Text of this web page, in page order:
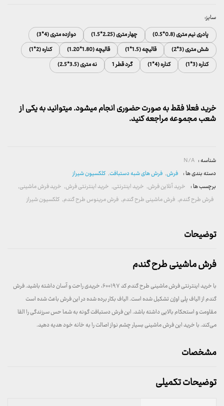
سایز:
پادری نیم متری (0.8*0.5)
چهار متری (2.25*1.5)
دوازده متری (4*3)
شش متری (3*2)
قالیچه (1.5*1) قالیچه (1.80*1.20)
کناره (2*1)
کناره (3*1)
کناره (4*1) گرد قطر 1 نه متری (3.5*2.5)
خرید فعلا فقط به صورت حضوری انجام میشود. میتوانید به یکی از
شعب مجموعه مراجعه کنید.
شناسه : N/A
دسته بندی ها : فرش, فرش های شبه دستبافت, کلکسیون شیراز
برچسب ها : خرید آنلاین فرش, خرید اینترنتی, خرید اینترنتی فرش, خرید فرش ماشینی,
فرش طرح گندم, فرش ماشینی طرح گندم, فرش مرینوس طرح گندم, کلکسیون شیراز
توضیحات
فرش ماشینی طرح گندم
با خرید اینترنتی فرش ماشینی طرح گندم کد ۶۰۰۱۹۷، خریدی راحت و آسان داشته باشید. فرش
گندم از الیاف پلی اوژن تشکیل شده است. الیاف بکار برده شده در این فرش باعث شده است
مقاومت و استحکام بالایی داشته باشد. این فرش دستبافت گونه به شما حس سرزندگی را القا
می‌کند. با خرید این فرش ماشینی بسیار چشم نواز اصالت را به خانه خود هدیه دهید.
مشخصات
توضیحات تکمیلی